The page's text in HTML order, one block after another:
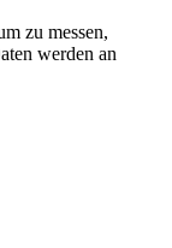
zu messen,
werden an